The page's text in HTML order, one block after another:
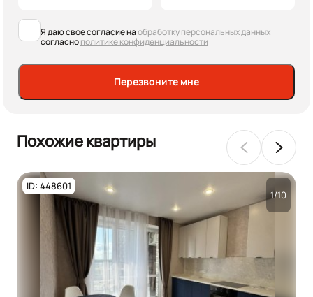
Я даю свое согласие наобработку персональных данных
согласнополитике конфиденциальности
Перезвоните мне
Похожие квартиры
ID: 448601
1/10